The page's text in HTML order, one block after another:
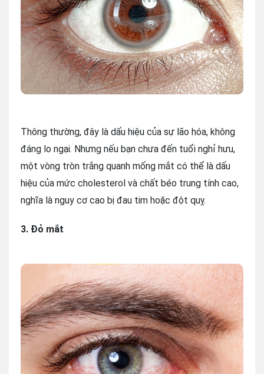
Thông thường, đây là dấu hiệu của sự lão hóa, không
đáng lo ngại. Nhưng nếu bạn chưa đến tuổi nghỉ hưu,
một vòng tròn trắng quanh mống mắt có thể là dấu
hiệu của mức cholesterol và chất béo trung tính cao,
nghĩa là nguy cơ cao bị đau tim hoặc đột quỵ.
3. Đỏ mắt